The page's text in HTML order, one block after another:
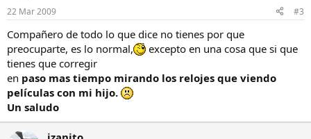
22 Mar 2009 #3
Compañero de todo lo que dice no tienes por que
preocuparte, es lo normal,
excepto en una cosa que si que
tienes que corregir
en paso mas tiempo mirando los relojes que viendo
películas con mi hijo.
Un saludo